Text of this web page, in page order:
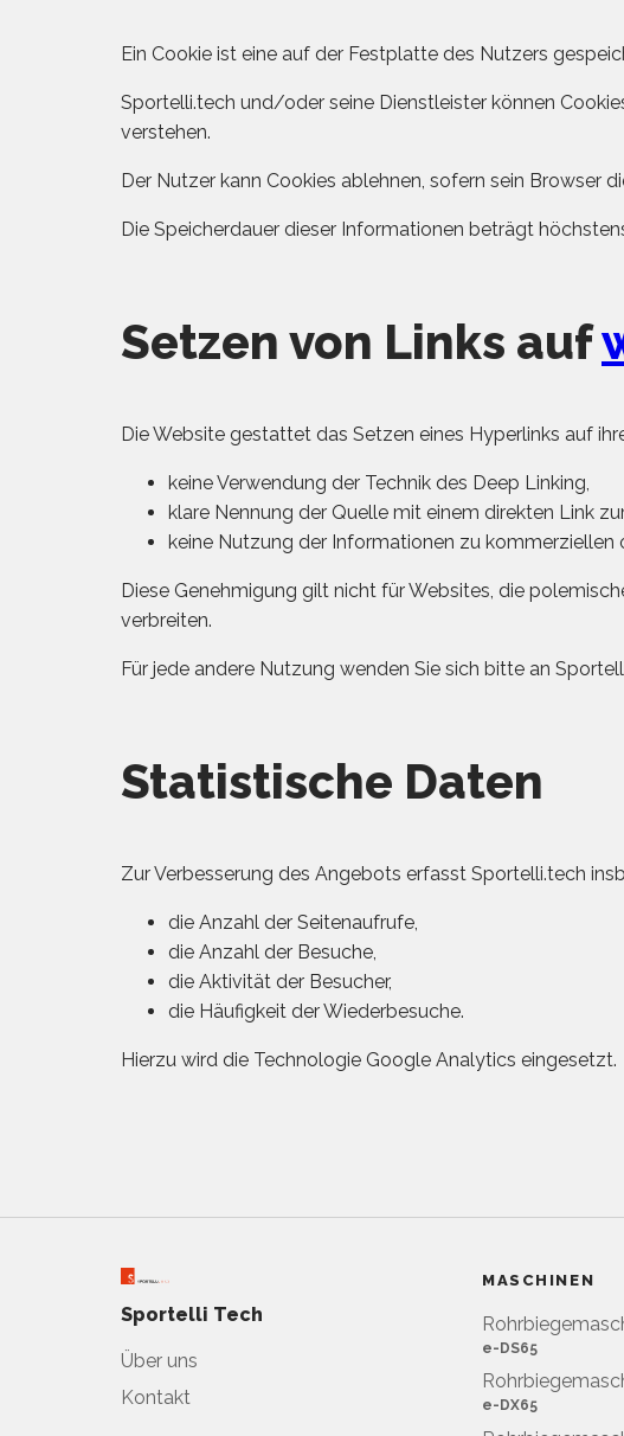
Ein Cookie ist eine auf der Festplatte des Nutzers
Sportelli.tech und/oder seine Dienstleister können
verstehen.
Der Nutzer kann Cookies ablehnen, sofern sein Browser
Die Speicherdauer dieser Informationen beträgt
Setzen von Links auf
Die Website gestattet das Setzen eines Hyperlinks auf
keine Verwendung der Technik des Deep Linking,
klare Nennung der Quelle mit einem direkten Link
keine Nutzung der Informationen zu kommerziellen
Diese Genehmigung gilt nicht für Websites, die
verbreiten.
Für jede andere Nutzung wenden Sie sich bitte an
Statistische Daten
Zur Verbesserung des Angebots erfasst Sportelli.tech
die Anzahl der Seitenaufrufe,
die Anzahl der Besuche,
die Aktivität der Besucher,
die Häufigkeit der Wiederbesuche.
Hierzu wird die Technologie Google Analytics eingesetzt.
Sportelli Tech
Über uns
Kontakt
MASCHINEN
e-DS65
e-DX65